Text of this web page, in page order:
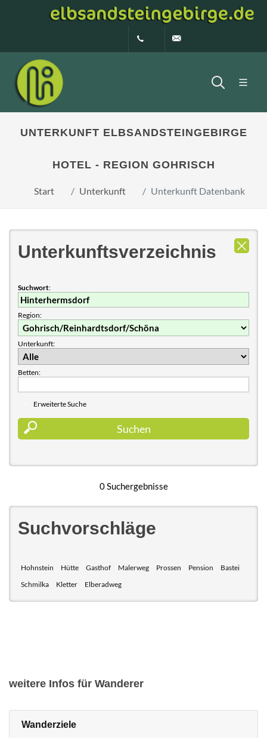
0160 99873408
UNTERKUNFT ELBSANDSTEINGEBIRGE
HOTEL - REGION GOHRISCH
Start Unterkunft Unterkunft Datenbank
Unterkunftsverzeichnis
Suchwort:
Region:
Unterkunft:
Betten:
Erweiterte Suche
0 Suchergebnisse
Suchvorschläge
Hohnstein Hütte Gasthof Malerweg Prossen Pension
Bastei
Schmilka
Kletter Elberadweg
weitere Infos für Wanderer
Wanderziele